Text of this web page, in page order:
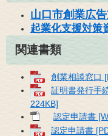
山口市創業広
起業化支援対策
関連書類
創業相談窓口
証明書発行手
224KB]
認定申請書
認定申請書